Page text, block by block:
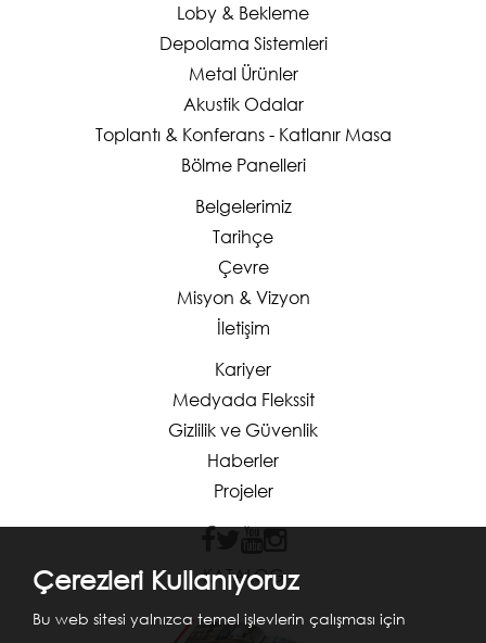
Loby & Bekleme
Depolama Sistemleri
Metal Ürünler
Akustik Odalar
Toplantı & Konferans - Katlanır Masa
Bölme Panelleri
Belgelerimiz
Tarihçe
Çevre
Misyon & Vizyon
İletişim
Kariyer
Medyada Flekssit
Gizlilik ve Güvenlik
Haberler
Projeler
KATALOG
Çerezleri Kullanıyoruz
Bu web sitesi yalnızca temel işlevlerin çalışması için